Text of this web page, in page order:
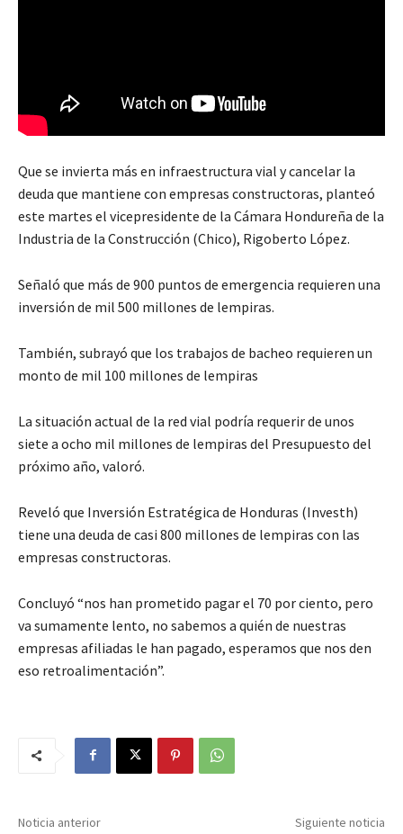
Que se invierta más en infraestructura vial y cancelar la
deuda que mantiene con empresas constructoras, planteó
este martes el vicepresidente de la Cámara Hondureña de la
Industria de la Construcción (Chico), Rigoberto López.
Señaló que más de 900 puntos de emergencia requieren una
inversión de mil 500 millones de lempiras.
También, subrayó que los trabajos de bacheo requieren un
monto de mil 100 millones de lempiras
La situación actual de la red vial podría requerir de unos
siete a ocho mil millones de lempiras del Presupuesto del
próximo año, valoró.
Reveló que Inversión Estratégica de Honduras (Investh)
tiene una deuda de casi 800 millones de lempiras con las
empresas constructoras.
Concluyó “nos han prometido pagar el 70 por ciento, pero
va sumamente lento, no sabemos a quién de nuestras
empresas afiliadas le han pagado, esperamos que nos den
eso retroalimentación”.
Noticia anterior Siguiente noticia